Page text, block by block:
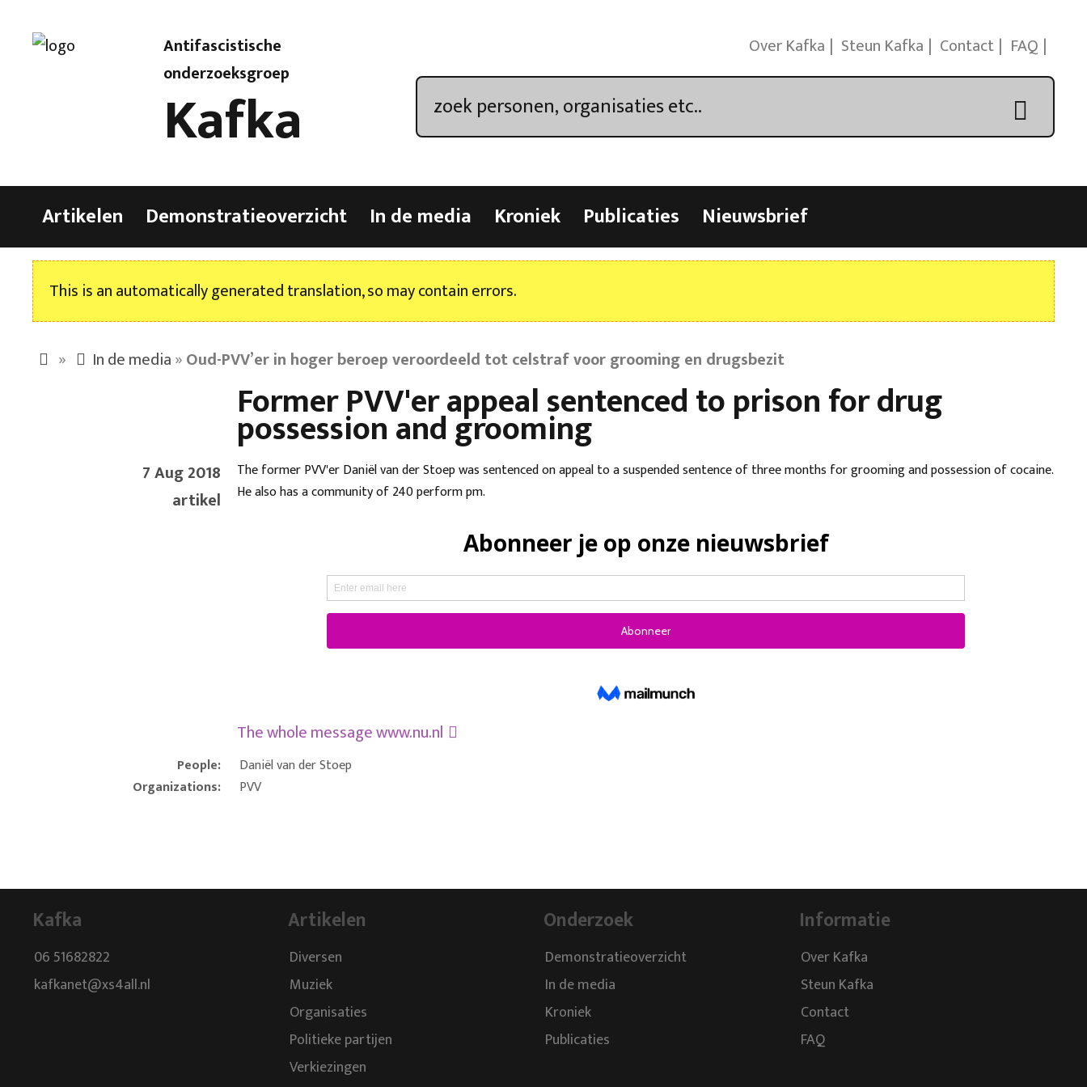
Antifascistische
onderzoeksgroep
Kafka
Over Kafka Steun Kafka Contact FAQ
Artikelen Demonstratieoverzicht In de media Kroniek Publicaties Nieuwsbrief
This is an automatically generated translation, so may contain errors.
» In de media»Oud-PVV’er in hoger beroep veroordeeld tot celstraf voor grooming en drugsbezit
Former PVV'er appeal sentenced to prison for drug
possession and grooming
7 Aug 2018
artikel
The former PVV'er Daniël van der Stoep was sentenced on appeal to a suspended sentence of three months for grooming and possession of cocaine.
He also has a community of 240 perform pm.
The whole messagewww.nu.nl
People:
Daniël van der Stoep
Organizations:
PVV
Kafka
06 51682822
kafkanet@xs4all.nl
Artikelen
Diversen
Muziek
Organisaties
Politieke partijen
Verkiezingen
Onderzoek
Demonstratieoverzicht
In de media
Kroniek
Publicaties
Informatie
Over Kafka
Steun Kafka
Contact
FAQ